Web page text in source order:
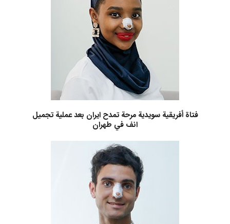
فتاة أفريقية سويدية مرحة تمدح ايران بعد عملية تجميل
انف في طهران